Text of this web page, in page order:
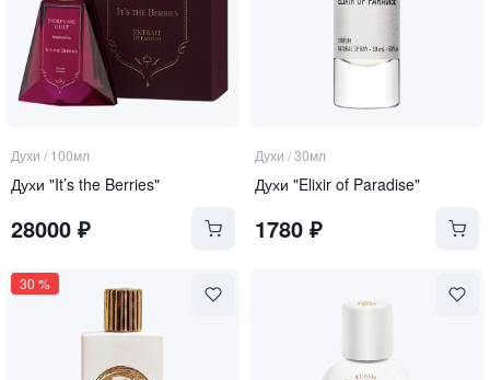
Духи / 100мл
Духи "It’s the Berries"
28000 ₽
Духи /30мл
Духи "Elixir of Paradise"
1780₽
30 %